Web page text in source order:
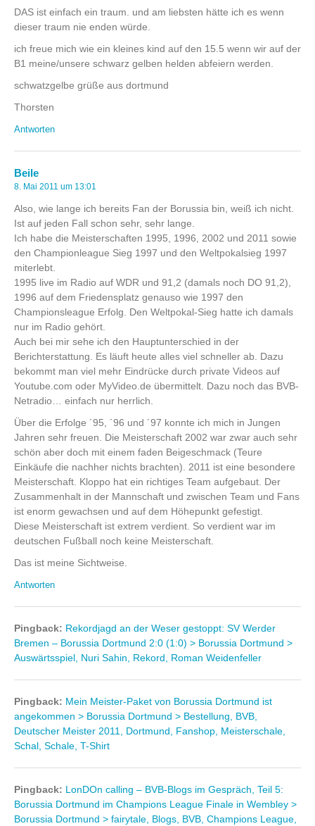
DAS ist einfach ein traum. und am liebsten hätte ich es wenn
dieser traum nie enden würde.
ich freue mich wie ein kleines kind auf den 15.5 wenn wir auf der
B1 meine/unsere schwarz gelben helden abfeiern werden.
schwatzgelbe grüße aus dortmund
Thorsten
Antworten
Beile
8. Mai 2011 um 13:01
Also, wie lange ich bereits Fan der Borussia bin, weiß ich nicht.
Ist auf jeden Fall schon sehr, sehr lange.
Ich habe die Meisterschaften 1995, 1996, 2002 und 2011 sowie
den Championleague Sieg 1997 und den Weltpokalsieg 1997
miterlebt.
1995 live im Radio auf WDR und 91,2 (damals noch DO 91,2),
1996 auf dem Friedensplatz genauso wie 1997 den
Championsleague Erfolg. Den Weltpokal-Sieg hatte ich damals
nur im Radio gehört.
Auch bei mir sehe ich den Hauptunterschied in der
Berichterstattung. Es läuft heute alles viel schneller ab. Dazu
bekommt man viel mehr Eindrücke durch private Videos auf
Youtube.com oder MyVideo.de übermittelt. Dazu noch das BVB-
Netradio… einfach nur herrlich.
Über die Erfolge ´95, ´96 und ´97 konnte ich mich in Jungen
Jahren sehr freuen. Die Meisterschaft 2002 war zwar auch sehr
schön aber doch mit einem faden Beigeschmack (Teure
Einkäufe die nachher nichts brachten). 2011 ist eine besondere
Meisterschaft. Kloppo hat ein richtiges Team aufgebaut. Der
Zusammenhalt in der Mannschaft und zwischen Team und Fans
ist enorm gewachsen und auf dem Höhepunkt gefestigt.
Diese Meisterschaft ist extrem verdient. So verdient war im
deutschen Fußball noch keine Meisterschaft.
Das ist meine Sichtweise.
Antworten
Pingback: Rekordjagd an der Weser gestoppt: SV Werder
Bremen – Borussia Dortmund 2:0 (1:0) > Borussia Dortmund >
Auswärtsspiel, Nuri Sahin, Rekord, Roman Weidenfeller
Pingback: Mein Meister-Paket von Borussia Dortmund ist
angekommen > Borussia Dortmund > Bestellung, BVB,
Deutscher Meister 2011, Dortmund, Fanshop, Meisterschale,
Schal, Schale, T-Shirt
Pingback: LonDOn calling – BVB-Blogs im Gespräch, Teil 5:
Borussia Dortmund im Champions League Finale in Wembley >
Borussia Dortmund > fairytale, Blogs, BVB, Champions League,